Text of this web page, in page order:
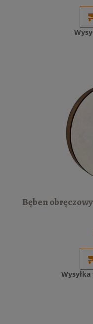
Bęben
Wysyłka